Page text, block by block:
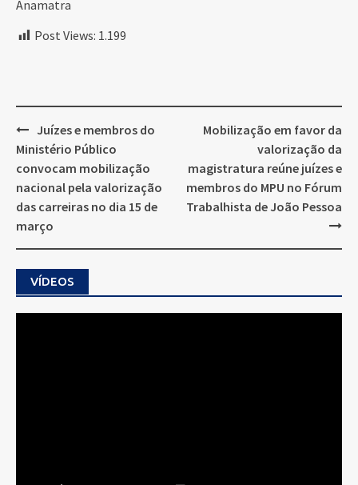
Anamatra
Post Views: 1.199
Post
navigation
Juízes e membros do
Ministério Público
convocam mobilização
nacional pela valorização
das carreiras no dia 15 de
março
Mobilização em favor da
valorização da
magistratura reúne juízes e
membros do MPU no Fórum
Trabalhista de João Pessoa
VÍDEOS